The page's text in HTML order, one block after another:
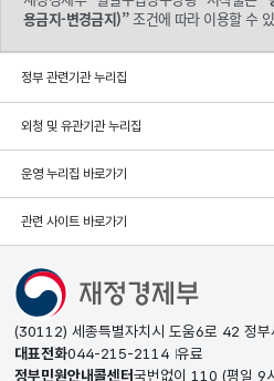
용금지-변경금지)”조건에 따라 이용할 수
정부 관련기관 누리집
외청 및 유관기관 누리집
운영 누리집 바로가기
관련 사이트 바로가기
(30112) 세종특별자치시 도움6로 42 정부
대표전화044-215-2114 유료
정부민원안내콜센터국번없이 110 (평일 9